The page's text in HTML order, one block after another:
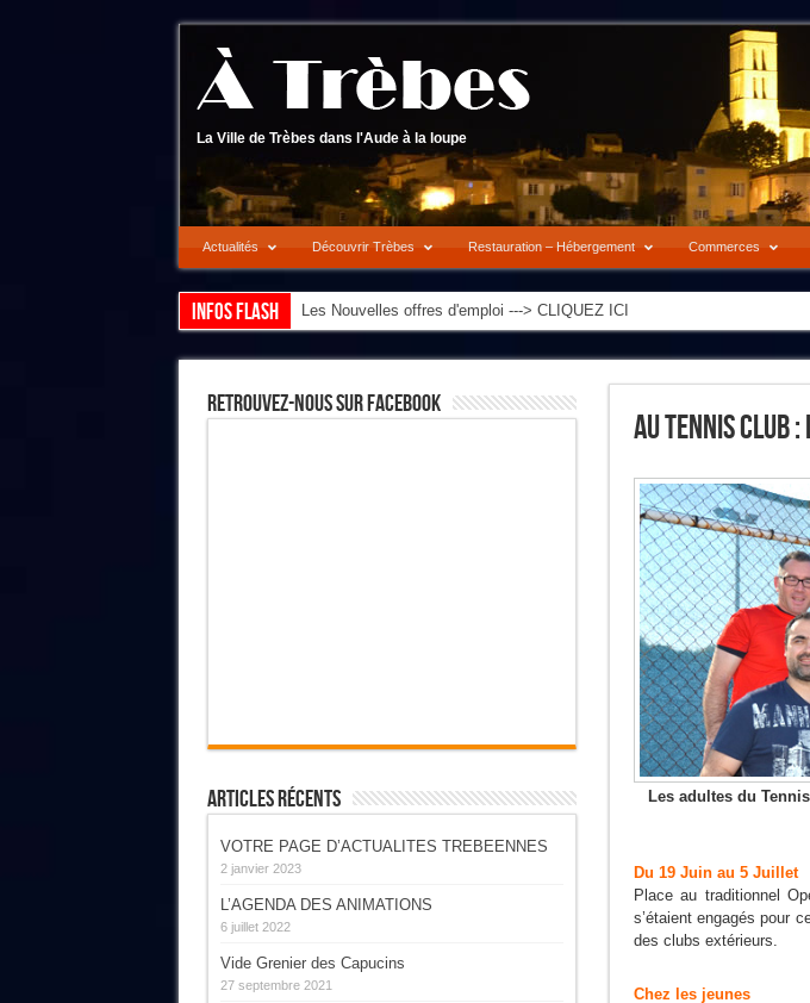
La Ville de Trèbes dans l'Aude à la loupe
Actualités Découvrir Trèbes Restauration – Hébergement Commerces
Infos flash Les Nouvelles offres d'emploi ---> CLIQUEZ ICI
Au Tennis Club :
Les adultes du
Du 19 Juin au 5 Juillet
Place au traditionnel
s’étaient engagés pour
des clubs extérieurs.
Chez les jeunes
Retrouvez-Nous Sur Facebook
Articles Récents
VOTRE PAGE D’ACTUALITES TREBEENNES
2 janvier 2023
L’AGENDA DES ANIMATIONS
6 juillet 2022
Vide Grenier des Capucins
27 septembre 2021